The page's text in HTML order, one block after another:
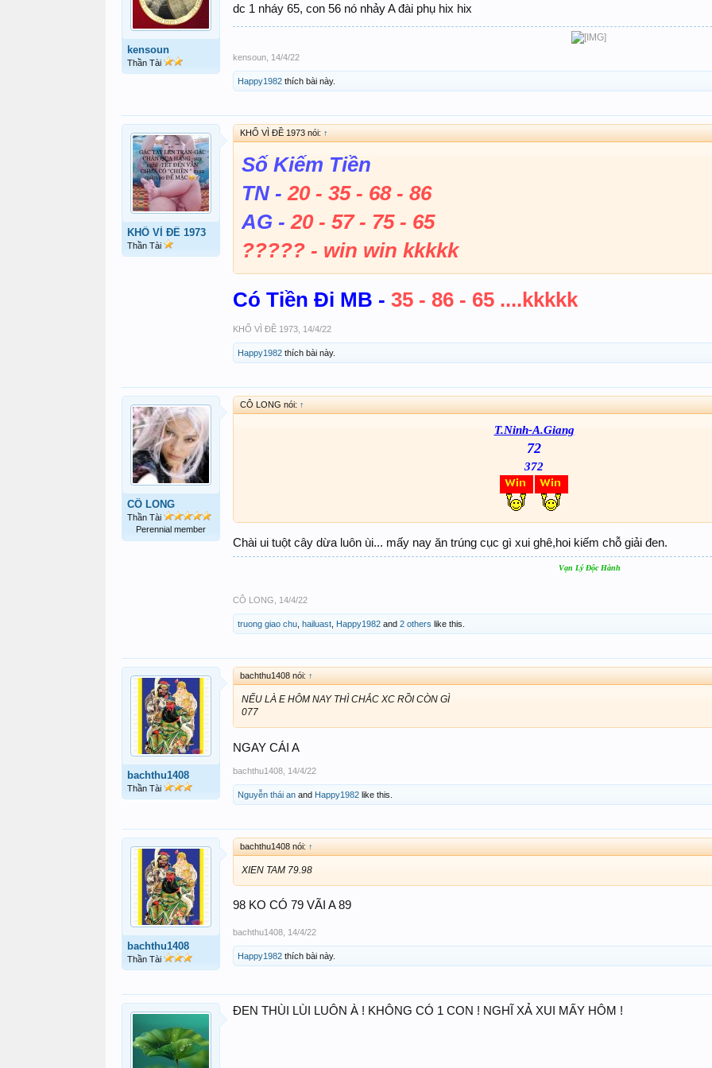
kensoun
Thần Tài
dc 1 nháy 65, con 56 nó nhảy A đài phụ hix hix
​
kensoun 14/4/22
Happy1982 thích bài này.
KHỔ VÌ ĐỀ 1973
Thần Tài
KHỔ VÌ ĐỀ 1973 nói: ↑
Số Kiếm Tiền
TN - 20 - 35 - 68 - 86
AG - 20 - 57 - 75 - 65
????? - win win kkkkk
Có Tiền Đi MB - 35 - 86 - 65 ....kkkkk
KHỔ VÌ ĐỀ 1973 14/4/22
Happy1982 thích bài này.
CÔ LONG
Thần Tài
Perennial member
CÔ LONG nói: ↑
T.Ninh-A.Giang
72
372
Chài ui tuột cây dừa luôn ùi... mấy nay ăn trúng cục gì xui ghê,hoi kiếm chỗ giải đen.
Vạn Lý Độc Hành
CÔ LONG 14/4/22
truong giao chu hailuast Happy1982 and 2 others like this.
bachthu1408
Thần Tài
bachthu1408 nói: ↑
NẾU LÀ E HÔM NAY THÌ CHẮC XC RỒI CÒN GÌ
077
NGAY CÁI A
bachthu1408 14/4/22
Nguyễn thái an and Happy1982 like this.
bachthu1408
Thần Tài
bachthu1408 nói: ↑
XIEN TAM 79.98
98 KO CÓ 79 VÃI A 89
bachthu1408 14/4/22
Happy1982 thích bài này.
ĐEN THÙI LÙI LUÔN À ! KHÔNG CÓ 1 CON ! NGHĨ XẢ XUI MẤY HÔM !